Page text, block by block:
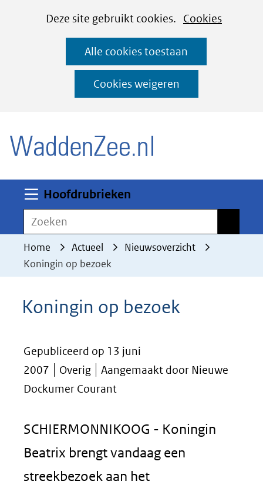
CookiesDeze site gebruikt cookies. Cookies
deze
worden
toegestaan
geweigerd.
Alle cookies toestaan
Cookies weigeren
Ga
naar
de
inhoud
Hoofdrubrieken
Zoeken
Home Actueel
Nieuwsoverzicht
Koningin op bezoek
Koningin op bezoek
Gepubliceerd op 13 juni
2007
Overig
Aangemaakt door Nieuwe
Dockumer Courant
SCHIERMONNIKOOG - Koningin
Beatrix brengt vandaag een
streekbezoek aan het